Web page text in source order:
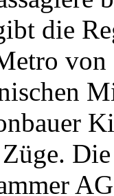
die